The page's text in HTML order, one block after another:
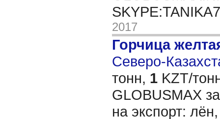
2017
Горчица
Северо-
тонн, 1 KZT/
GLOBUSMAX
на экспорт: